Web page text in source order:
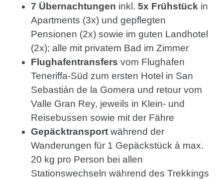
7 Übernachtungen inkl.5x Frühstück in
Apartments (3x) und gepflegten
Pensionen (2x) sowie im guten Landhotel
(2x); alle mit privatem Bad im Zimmer
Flughafentransfers vom Flughafen
Teneriffa-Süd zum ersten Hotel in San
Sebastián de la Gomera und retour vom
Valle Gran Rey, jeweils in Klein- und
Reisebussen sowie mit der Fähre
Gepäcktransport während der
Wanderungen für 1 Gepäckstück à max.
20 kg pro Person bei allen
Stationswechseln während des Trekkings